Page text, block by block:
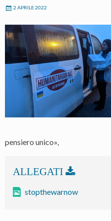
2 APRILE 2022
pensiero unico»,
stopthewarnow